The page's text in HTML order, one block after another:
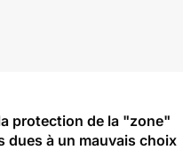
protection de la "zone"
dues à un mauvais choix